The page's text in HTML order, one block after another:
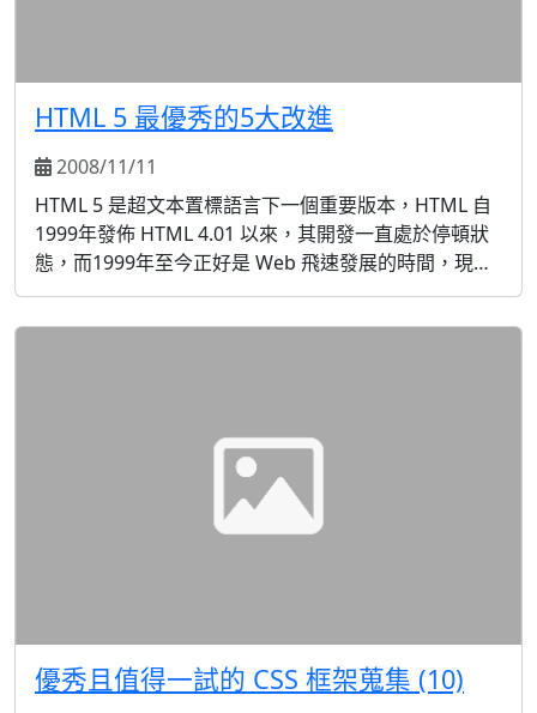
HTML 5 最優秀的5大改進
2008/11/11
HTML 5 是超文本置標語言下一個重要版本，HTML 自
1999年發佈 HTML 4.01 以來，其開發一直處於停頓狀
態，而1999年至今正好是 Web 飛速發展的時間，現在
的 HTML 版本已經無法適應現在的 Web 內容與應用。
HTML 5 旨在提高 HTML 的交互行，支持當前多樣的，
優秀且值得一試的 CSS 框架蒐集 (10)